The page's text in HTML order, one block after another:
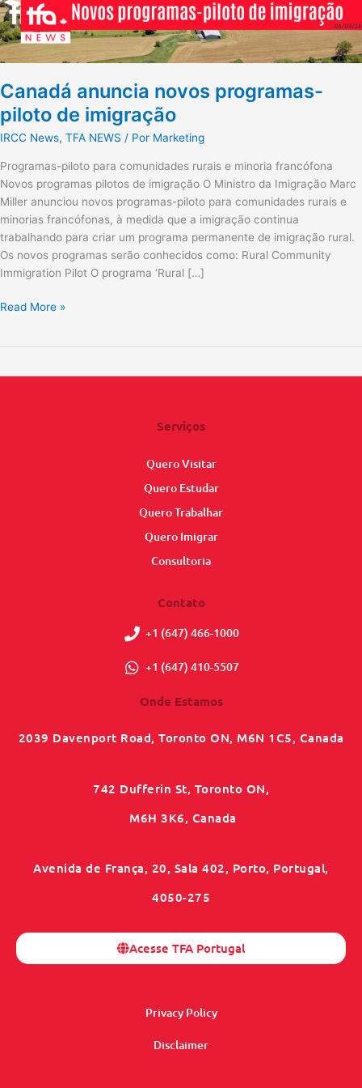
Canadá anuncia novos programas-
piloto de imigração
IRCC News, TFA NEWS / Por Marketing
Programas-piloto para comunidades rurais e minoria francófona
Novos programas pilotos de imigração O Ministro da Imigração Marc
Miller anunciou novos programas-piloto para comunidades rurais e
minorias francófonas, à medida que a imigração continua
trabalhando para criar um programa permanente de imigração rural.
Os novos programas serão conhecidos como: Rural Community
Immigration Pilot O programa ‘Rural […]
Read More »
Serviços
Quero Visitar
Quero Estudar
Quero Trabalhar
Quero Imigrar
Consultoria
Contato
+1 (647) 466-1000
+1 (647) 410-5507
Onde Estamos
2039 Davenport Road, Toronto ON, M6N 1C5, Canada
742 Dufferin St, Toronto ON,
M6H 3K6, Canada
Avenida de França, 20, Sala 402, Porto, Portugal,
4050-275
Acesse TFA Portugal
Privacy Policy
Disclaimer